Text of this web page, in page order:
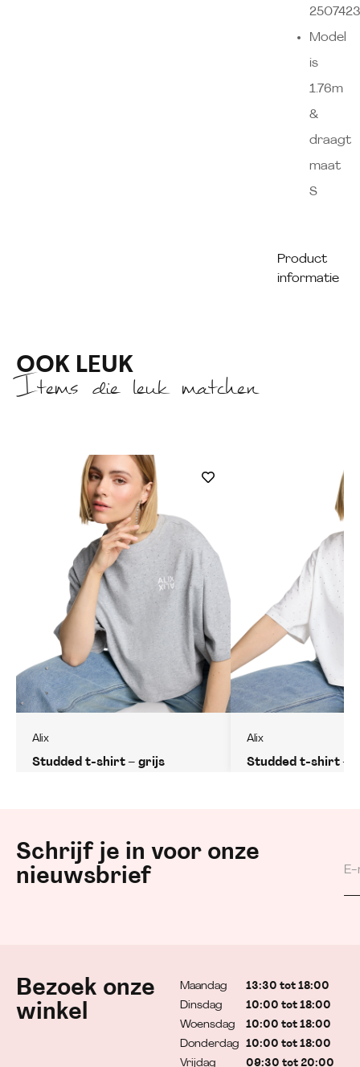
Product
informatie
Model
is
1.76m
&
draagt
maat
S
OOK LEUK
Items die leuk matchen
Alix
Studded t-shirt – grijs
Alix
Studded t-shirt –
Schrijf je in voor onze
nieuwsbrief
Bezoek onze
winkel
Maandag
Dinsdag
Woensdag
Donderdag
Vrijdag
13:30 tot 18:00
10:00 tot 18:00
10:00 tot 18:00
10:00 tot 18:00
09:30 tot 20:00